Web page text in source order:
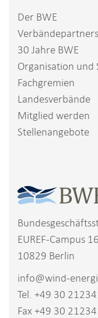
Der BWE
30 Jahre BWE
Organisation und
Fachgremien
Landesverbände
Mitglied werden
Stellenangebote
EUREF-Campus 16
10829 Berlin
info@wind-
Tel. +49 30
Fax +49 30